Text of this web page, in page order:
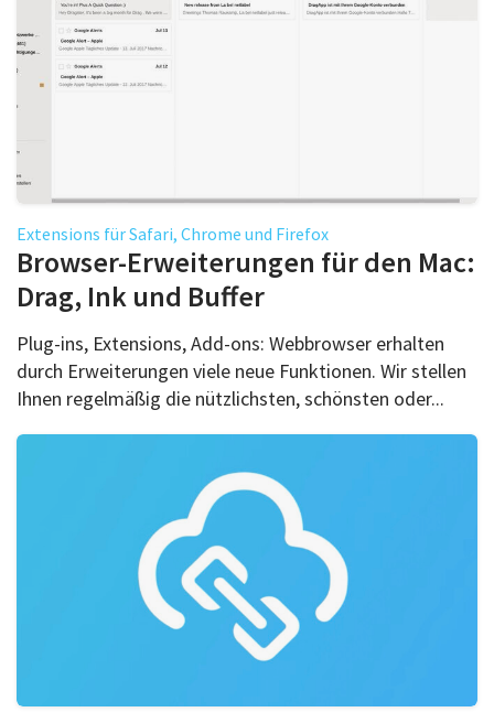
Extensions für Safari, Chrome und Firefox
Browser-Erweiterungen für den Mac:
Drag, Ink und Buffer
Plug-ins, Extensions, Add-ons: Webbrowser erhalten
durch Erweiterungen viele neue Funktionen. Wir stellen
Ihnen regelmäßig die nützlichsten, schönsten oder...